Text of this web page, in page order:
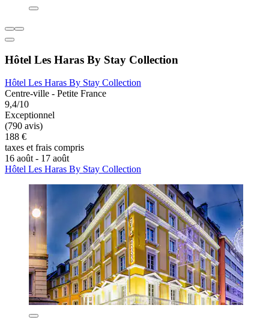
Hôtel Les Haras By Stay Collection
Hôtel Les Haras By Stay Collection
Centre-ville - Petite France
9,4/10
Exceptionnel
(790 avis)
188 €
taxes et frais compris
16 août - 17 août
Hôtel Les Haras By Stay Collection